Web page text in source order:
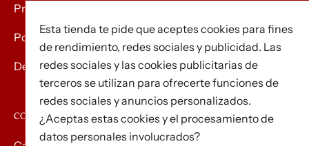
Privacidad
Política de Cookies
Devolución de mercancías
CONTACTO
Esta tienda te pide que aceptes cookies para fines
de rendimiento, redes sociales y publicidad. Las
redes sociales y las cookies publicitarias de
terceros se utilizan para ofrecerte funciones de
redes sociales y anuncios personalizados.
¿Aceptas estas cookies y el procesamiento de
datos personales involucrados?